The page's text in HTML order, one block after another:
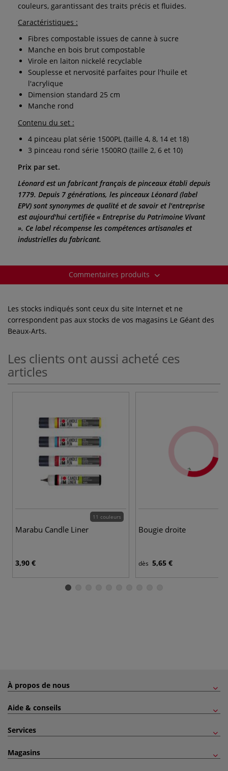
couleurs, garantissant des traits précis et fluides.
Caractéristiques :
Fibres compostable issues de canne à sucre
Manche en bois brut compostable
Virole en laiton nickelé recyclable
Souplesse et nervosité parfaites pour l'huile et
l'acrylique
Dimension standard 25 cm
Manche rond
Contenu du set :
4 pinceau plat série 1500PL (taille 4, 8, 14 et 18)
3 pinceau rond série 1500RO (taille 2, 6 et 10)
Prix par set.
Léonard est un fabricant français de pinceaux établi depuis
1779. Depuis 7 générations, les pinceaux Léonard (label
EPV) sont synonymes de qualité et de savoir et l'entreprise
est aujourd'hui certifiée « Entreprise du Patrimoine Vivant
». Ce label récompense les compétences artisanales et
industrielles du fabricant.
Commentaires produits
Les stocks indiqués sont ceux du site Internet et ne
correspondent pas aux stocks de vos magasins Le Géant des
Beaux-Arts.
Les clients ont aussi acheté ces
articles
11 couleurs
Marabu Candle Liner
3,90 €
Bougie droite
dès 5,65 €
À propos de nous
Aide & conseils
Services
Magasins